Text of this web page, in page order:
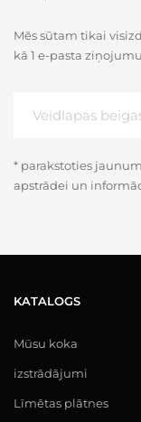
Mēs sūtam tikai
kā 1 e-pasta
* parakstoties
apstrādei un
KATALOGS
Mūsu koka
izstrādājumi
Līmētas plātnes